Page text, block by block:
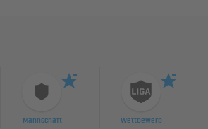
Mannschaft Wettbewerb